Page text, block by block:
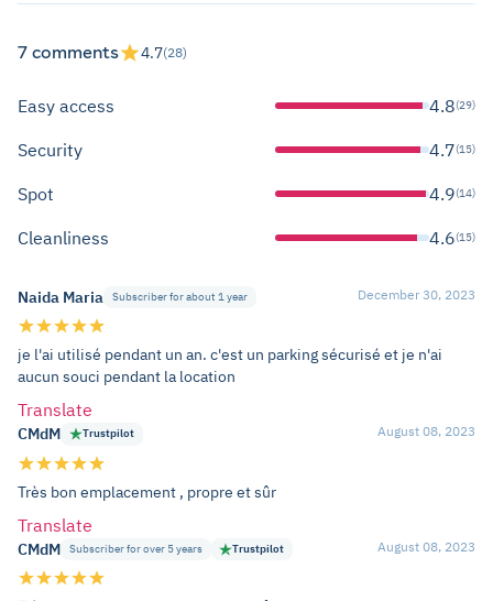
7 comments 4.7(28)
Easy access 4.8(29)
Security 4.7(15)
Spot 4.9(14)
Cleanliness 4.6(15)
Naida Maria Subscriber for about 1 year December 30, 2023
je l'ai utilisé pendant un an. c'est un parking sécurisé et je n'ai
aucun souci pendant la location
Translate
CMdM Trustpilot August 08, 2023
Très bon emplacement , propre et sûr
Translate
CMdM Subscriber for over 5 years Trustpilot August 08, 2023